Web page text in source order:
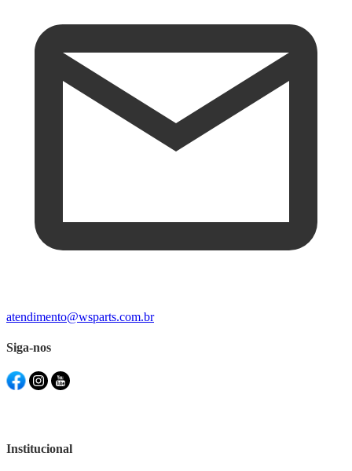
atendimento@wsparts.com.br
Siga-nos
Institucional